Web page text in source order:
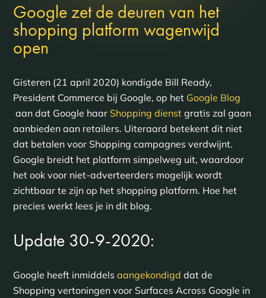
Google zet de deuren van het
shopping platform wagenwijd
open
Gisteren (21 april 2020) kondigde Bill Ready,
President Commerce bij Google, op het Google Blog
aan dat Google haar Shopping dienstgratis zal gaan
aanbieden aan retailers. Uiteraard betekent dit niet
dat betalen voor Shopping campagnes verdwijnt.
Google breidt het platform simpelweg uit, waardoor
het ook voor niet-adverteerders mogelijk wordt
zichtbaar te zijn op het shopping platform. Hoe het
precies werkt lees je in dit blog.
Update 30-9-2020:
Google heeft inmiddels aangekondigd dat de
Shopping vertoningen voor Surfaces Across Google in